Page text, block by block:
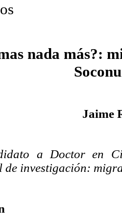
nada más?:
Jaime
a Doctor en
investigación: